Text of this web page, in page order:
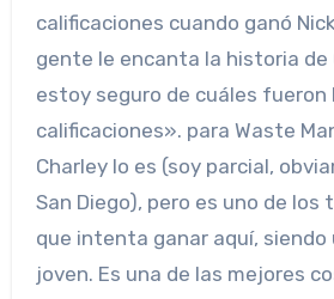
calificaciones cuando ganó
gente le encanta la historia de
estoy seguro de cuáles fueron
calificaciones». para Waste
Charley lo es (soy parcial,
San Diego), pero es uno de los
que intenta ganar aquí, siendo
joven. Es una de las mejores